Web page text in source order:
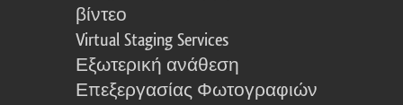
βίντεο
Virtual Staging Services
Εξωτερική ανάθεση
Επεξεργασίας Φωτογραφιών